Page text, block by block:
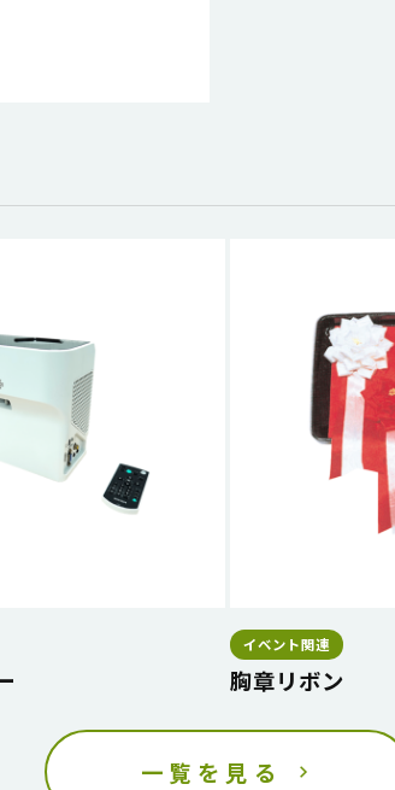
イベント関連
胸章リボン
一覧を見る